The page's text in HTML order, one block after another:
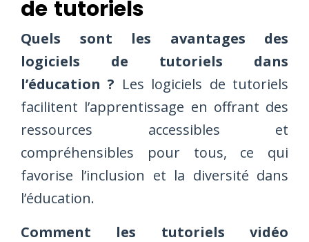
de tutoriels
Quels sont les avantages des
logiciels de tutoriels dans
l’éducation ? Les logiciels de tutoriels
facilitent l’apprentissage en offrant des
ressources accessibles et
compréhensibles pour tous, ce qui
favorise l’inclusion et la diversité dans
l’éducation.
Comment les tutoriels vidéo